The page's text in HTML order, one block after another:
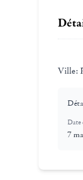
Ville:
Date
7